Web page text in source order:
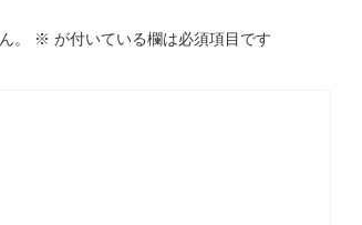
。 ※ が付いている欄は必須項目です